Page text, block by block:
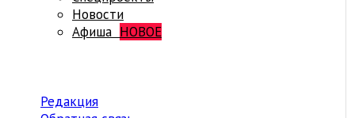
Новости
Афиша НОВОЕ
Редакция